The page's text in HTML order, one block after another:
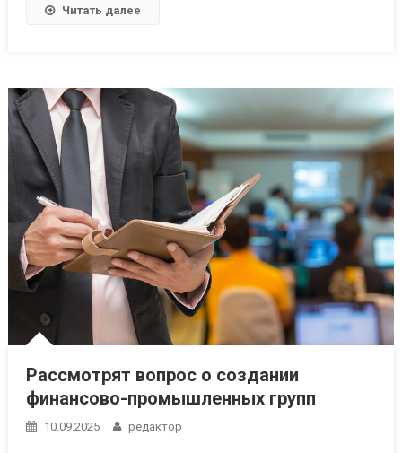
Читать далее
Рассмотрят вопрос о создании
финансово-промышленных групп
10.09.2025 редактор